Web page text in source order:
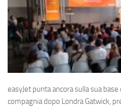
Eventi
easyJet punta ancorasulla sua base
compagnia dopo Londra Gatwick,